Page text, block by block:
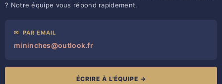
? Notre équipe vous répond rapidement.
✉ PAR EMAIL
mininches@outlook.fr
ÉCRIRE À L'ÉQUIPE →